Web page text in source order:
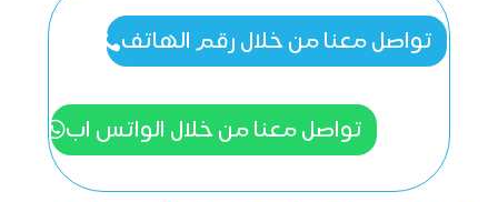
تواصل معنا من خلال رقم الهاتف
تواصل معنا من خلال الواتس اب